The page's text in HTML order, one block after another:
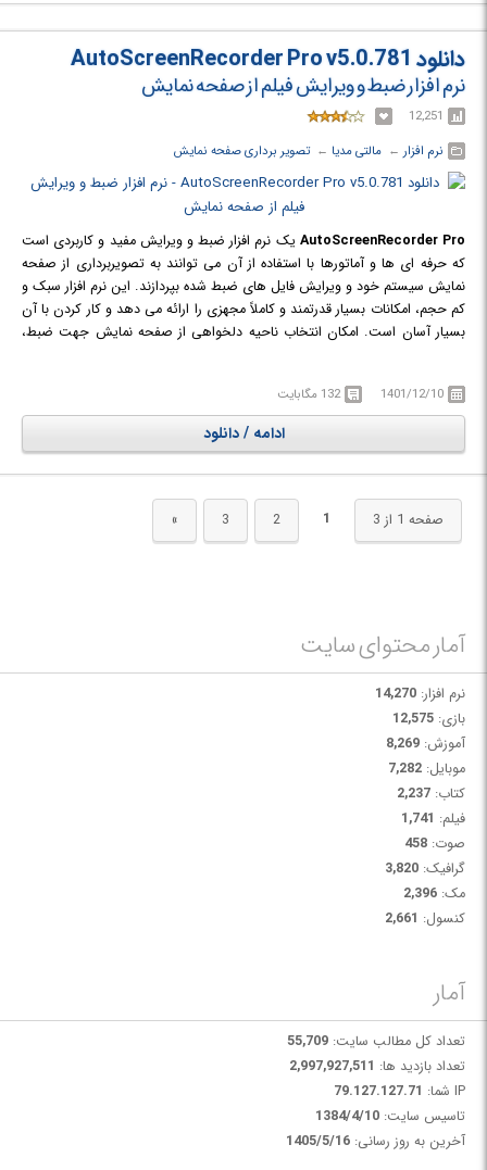
دانلود AutoScreenRecorder Pro v5.0.781
نرم افزار ضبط و ویرایش فیلم از صفحه نمایش
12,251
نرم افزار ← ‏ مالتی مدیا ← ‏تصویر برداری صفحه نمایش
AutoScreenRecorder Pro یک نرم افزار ضبط و ویرایش مفید و کاربردی است
که حرفه ای ها و آماتورها با استفاده از آن می توانند به تصویربرداری از صفحه
نمایش سیستم خود و ویرایش فایل های ضبط شده بپردازند. این نرم افزار سبک و
کم حجم، امکانات بسیار قدرتمند و کاملاً مجهزی را ارائه می دهد و کار کردن با آن
بسیار آسان است. امکان انتخاب ناحیه دلخواهی از صفحه نمایش جهت ضبط،
1401/12/10 132 مگابایت
ادامه / دانلود
صفحه 1 از 3 1
2
3
»
آمار محتوای سایت
نرم افزار: 14,270
بازی: 12,575
آموزش: 8,269
موبایل: 7,282
کتاب: 2,237
فیلم: 1,741
صوت: 458
گرافیک: 3,820
مک: 2,396
کنسول: 2,661
آمار
تعداد کل مطالب سایت: 55,709
تعداد بازدید ها: 2,997,927,511
IP شما:
79.127.127.71
تاسیس سایت: 1384/4/10
آخرین به روز رسانی: 1405/5/16